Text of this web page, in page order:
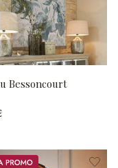
Bessoncourt